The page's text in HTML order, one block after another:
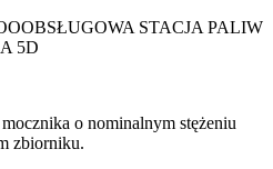
STACJA PALIW
5D
o nominalnym stężeniu
zbiorniku.